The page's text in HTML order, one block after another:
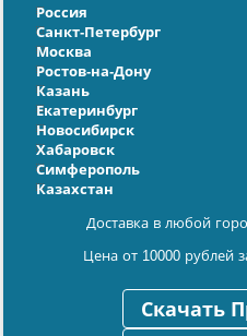
Россия
Санкт-Петербург
Москва
Ростов-на-Дону
Казань
Екатеринбург
Новосибирск
Хабаровск
Симферополь
Казахстан
Доставка в любой
Цена от 10000 рублей
Скачать